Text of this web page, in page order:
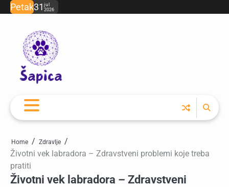
SkipPetak31jul
2026
Home Zdravlje
Životni vek labradora – Zdravstveni problemi koje treba
pratiti
Životni vek labradora – Zdravstveni